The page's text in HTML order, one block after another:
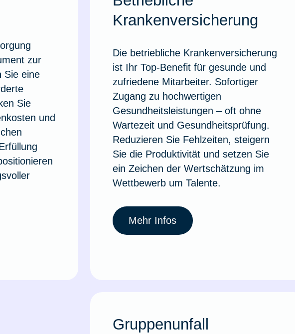
zur
Sie eine
Sie
und
Krankenversicherung
Die betriebliche Krankenversicherung
ist Ihr Top-Benefit für gesunde und
zufriedene Mitarbeiter. Sofortiger
Zugang zu hochwertigen
Gesundheitsleistungen – oft ohne
Wartezeit und Gesundheitsprüfung.
Reduzieren Sie Fehlzeiten, steigern
Sie die Produktivität und setzen Sie
ein Zeichen der Wertschätzung im
Wettbewerb um Talente.
Mehr Infos
Gruppenunfall